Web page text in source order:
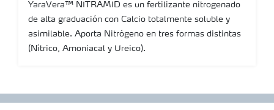
YaraVera™ NITRAMID es un fertilizante nitrogenado
de alta graduación con Calcio totalmente soluble y
asimilable. Aporta Nitrógeno en tres formas distintas
(Nítrico, Amoniacal y Ureico).